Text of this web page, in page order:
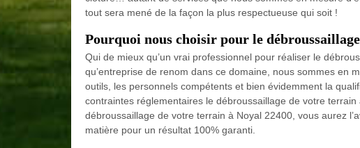
tout sera mené de la façon la plus respectueuse qui soit !
Pourquoi nous choisir pour le
Qui de mieux qu’un vrai professionnel pour réaliser le
qu’entreprise de renom dans ce domaine, nous sommes en
outils, les personnels compétents et bien évidemment la
contraintes réglementaires le débroussaillage de votre
débroussaillage de votre terrain à Noyal 22400, vous aurez
matière pour un résultat 100% garanti.